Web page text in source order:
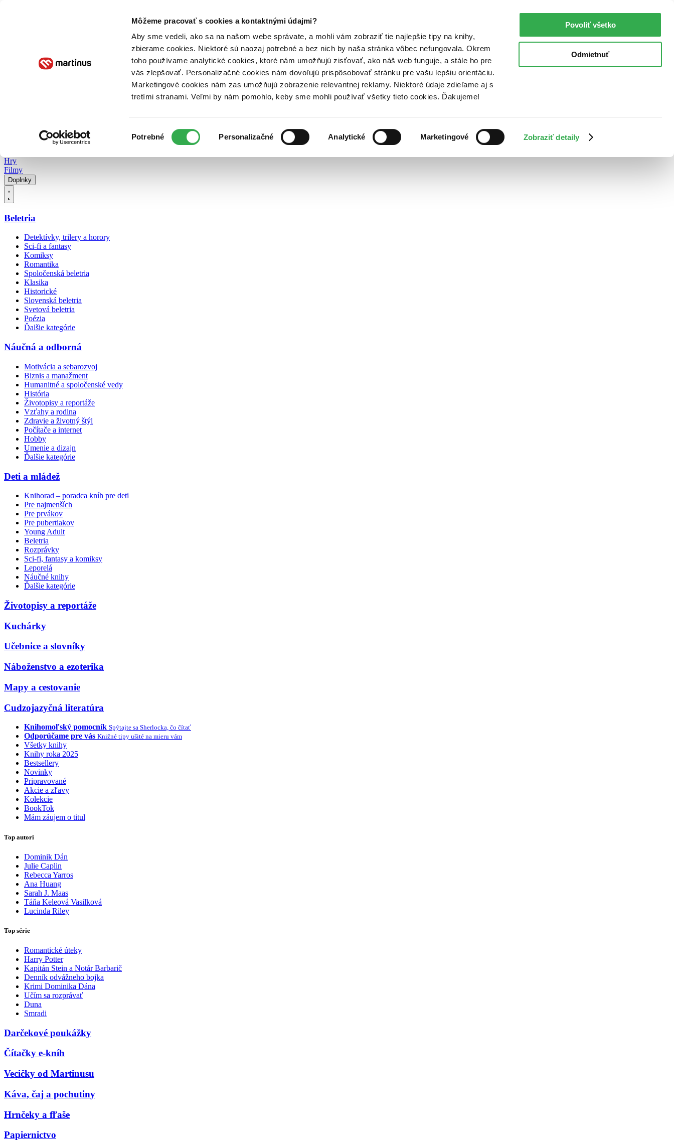
Môžeme pracovať s cookies a kontaktnými údajmi?
Aby sme vedeli, ako sa na našom webe správate, a mohli vám zobraziť tie najlepšie tipy na knihy,
zbierame cookies. Niektoré sú naozaj potrebné a bez nich by naša stránka vôbec nefungovala. Okrem
toho používame analytické cookies, ktoré nám umožňujú zisťovať, ako náš web funguje, a stále ho pre
vás zlepšovať. Personalizačné cookies nám dovoľujú prispôsobovať stránku pre vašu lepšiu orientáciu.
Marketingové cookies nám zas umožňujú zobrazenie relevantnej reklamy. Niektoré údaje zdieľame aj s
tretími stranami. Veľmi by nám pomohlo, keby sme mohli používať všetky tieto cookies. Ďakujeme!
súhlasu
Potrebné Personalizačné Analytické Marketingové Zobraziť detaily
Povoliť všetko
Odmietnuť
Poukážky Kontakt
Hry
Filmy
Doplnky
Beletria
Detektívky, trilery a horory
Sci-fi a fantasy
Komiksy
Romantika
Spoločenská beletria
Klasika
Historické
Slovenská beletria
Svetová beletria
Poézia
Ďalšie kategórie
Náučná a odborná
Motivácia a sebarozvoj
Biznis a manažment
Humanitné a spoločenské vedy
História
Životopisy a reportáže
Vzťahy a rodina
Zdravie a životný štýl
Počítače a internet
Hobby
Umenie a dizajn
Ďalšie kategórie
Deti a mládež
Knihorad – poradca kníh pre deti
Pre najmenších
Pre prvákov
Pre pubertiakov
Young Adult
Beletria
Rozprávky
Sci-fi, fantasy a komiksy
Leporelá
Náučné knihy
Ďalšie kategórie
Životopisy a reportáže
Kuchárky
Učebnice a slovníky
Náboženstvo a ezoterika
Mapy a cestovanie
Cudzojazyčná literatúra
Knihomoľský pomocník Spýtajte sa Sherlocka, čo čítať
Odporúčame pre vás Knižné tipy ušité na mieru vám
Všetky knihy
Knihy roka 2025
Bestsellery
Novinky
Pripravované
Akcie a zľavy
Kolekcie
BookTok
Mám záujem o titul
Top autori
Dominik Dán
Julie Caplin
Rebecca Yarros
Ana Huang
Sarah J. Maas
Táňa Keleová Vasilková
Lucinda Riley
Top série
Romantické úteky
Harry Potter
Kapitán Stein a Notár Barbarič
Denník odvážneho bojka
Krimi Dominika Dána
Učím sa rozprávať
Duna
Smradi
Darčekové poukážky
Čítačky e-kníh
Vecičky od Martinusu
Káva, čaj a pochutiny
Hrnčeky a fľaše
Papiernictvo